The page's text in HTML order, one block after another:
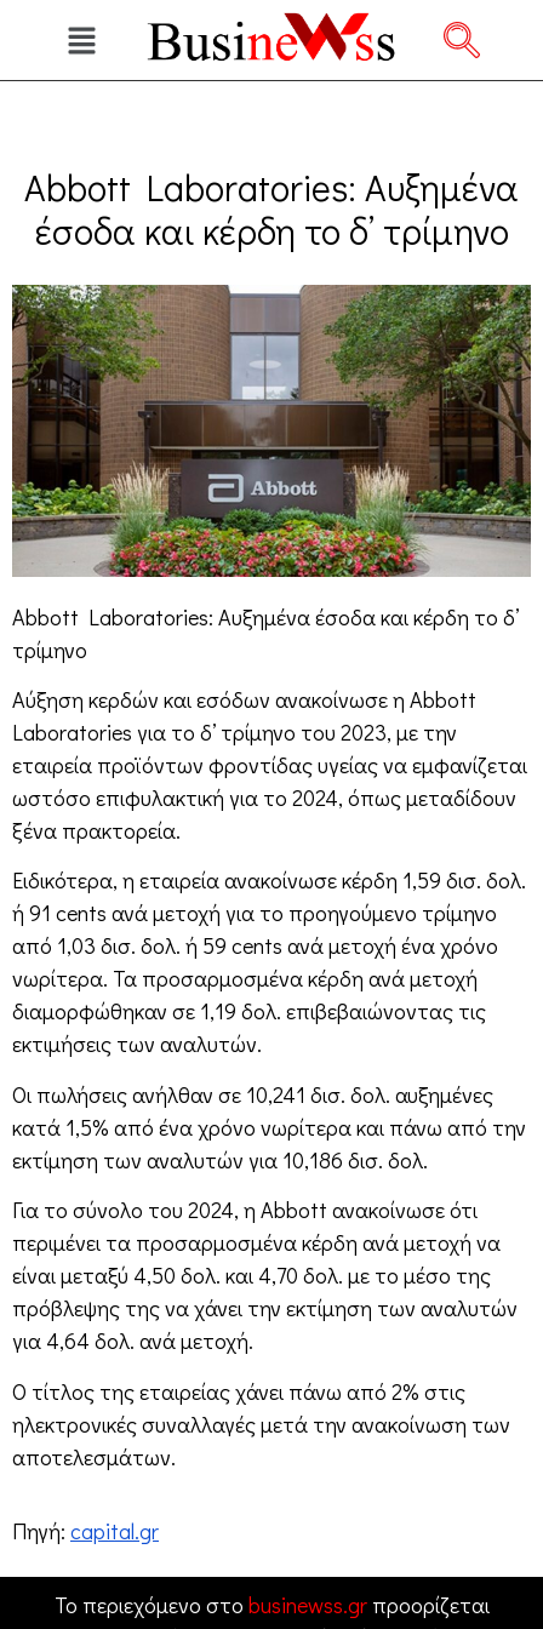
Abbott Laboratories: Αυξημένα
έσοδα και κέρδη το δ’ τρίμηνο
Abbott Laboratories: Αυξημένα έσοδα και κέρδη το δ’
τρίμηνο
Αύξηση κερδών και εσόδων ανακοίνωσε η Abbott
Laboratories για το δ’ τρίμηνο του 2023, με την
εταιρεία προϊόντων φροντίδας υγείας να εμφανίζεται
ωστόσο επιφυλακτική για το 2024, όπως μεταδίδουν
ξένα πρακτορεία.
Ειδικότερα, η εταιρεία ανακοίνωσε κέρδη 1,59 δισ. δολ.
ή 91 cents ανά μετοχή για το προηγούμενο τρίμηνο
από 1,03 δισ. δολ. ή 59 cents ανά μετοχή ένα χρόνο
νωρίτερα. Τα προσαρμοσμένα κέρδη ανά μετοχή
διαμορφώθηκαν σε 1,19 δολ. επιβεβαιώνοντας τις
εκτιμήσεις των αναλυτών.
Οι πωλήσεις ανήλθαν σε 10,241 δισ. δολ. αυξημένες
κατά 1,5% από ένα χρόνο νωρίτερα και πάνω από την
εκτίμηση των αναλυτών για 10,186 δισ. δολ.
Για το σύνολο του 2024, η Abbott ανακοίνωσε ότι
περιμένει τα προσαρμοσμένα κέρδη ανά μετοχή να
είναι μεταξύ 4,50 δολ. και 4,70 δολ. με το μέσο της
πρόβλεψης της να χάνει την εκτίμηση των αναλυτών
για 4,64 δολ. ανά μετοχή.
Ο τίτλος της εταιρείας χάνει πάνω από 2% στις
ηλεκτρονικές συναλλαγές μετά την ανακοίνωση των
αποτελεσμάτων.
Πηγή: capital.gr
Το περιεχόμενο στο businewss.grπροορίζεται